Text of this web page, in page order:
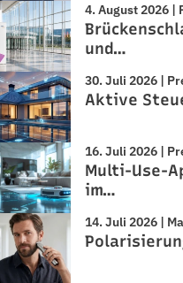
4. August 2026 |
und…
30. Juli 2026 |
Aktive
16. Juli 2026 |
Multi-Use-
im…
14. Juli 2026 |